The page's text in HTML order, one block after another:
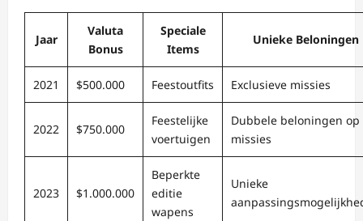
Jaar
Valuta
Bonus
Speciale
Items
Unieke Beloningen
2021 $500.000 Feestoutfits Exclusieve missies
2022 $750.000
Feestelijke
voertuigen
Dubbele beloningen op
missies
2023 $1.000.000
Beperkte
editie
wapens
Unieke